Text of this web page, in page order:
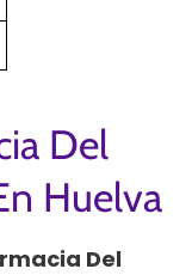
Del
Huelva
Del